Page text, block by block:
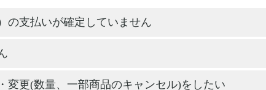
の支払いが確定していません
変更(数量、一部商品のキャンセル)をしたい